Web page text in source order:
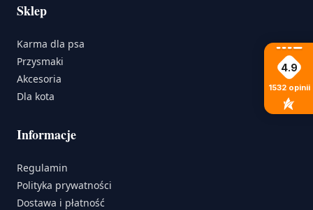
Sklep
Karma dla psa
Przysmaki
Akcesoria
Dla kota
Informacje
Regulamin
Polityka prywatności
Dostawa i płatność
4.9
1532 opinii